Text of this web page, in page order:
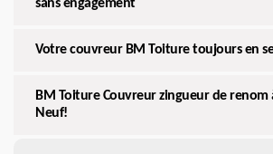
sans engagement
Votre couvreur BM Toiture toujours en
BM Toiture Couvreur zingueur de renom
Neuf!